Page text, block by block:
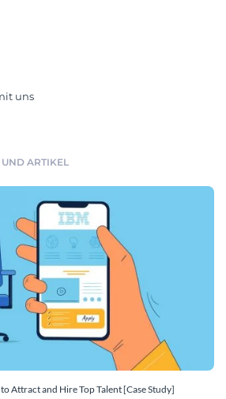
uns
ARTIKEL
Attract and Hire Top Talent [Case Study]